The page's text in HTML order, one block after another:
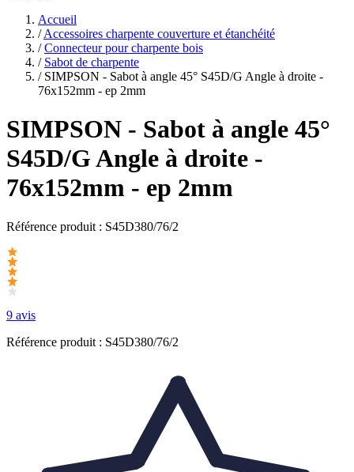
Accueil
/ Accessoires charpente couverture et étanchéité
/ Connecteur pour charpente bois
/ Sabot de charpente
/ SIMPSON - Sabot à angle 45° S45D/G Angle à droite -
76x152mm - ep 2mm
SIMPSON - Sabot à angle 45°
S45D/G Angle à droite -
76x152mm - ep 2mm
Référence produit : S45D380/76/2
9 avis
Référence produit : S45D380/76/2